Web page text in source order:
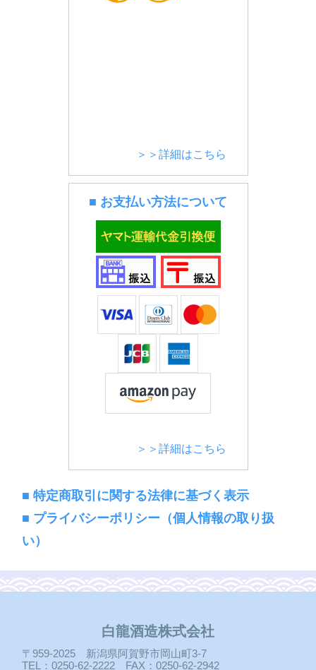
＞＞詳細はこちら
■ お支払い方法について
＞＞詳細はこちら
■ 特定商取引に関する法律に基づく表示
■ プライバシーポリシー（個人情報の取り扱
い）
白龍酒造株式会社
〒959-2025 新潟県阿賀野市岡山町3-7
TEL：0250-62-2222 FAX：0250-62-2942